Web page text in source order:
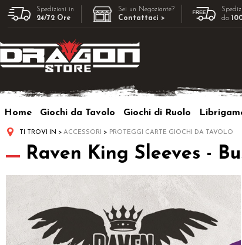
Spedizioni in
24/72 Ore
Sei un Negoziante?
Contattaci >
da
Home Giochi da Tavolo Giochi di Ruolo
TI TROVI IN ACCESSORI PROTEGGI CARTE GIOCHI DA TAVOLO
Raven King Sleeves -